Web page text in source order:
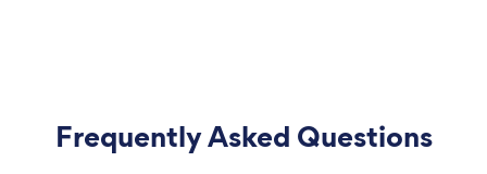
Frequently Asked Questions